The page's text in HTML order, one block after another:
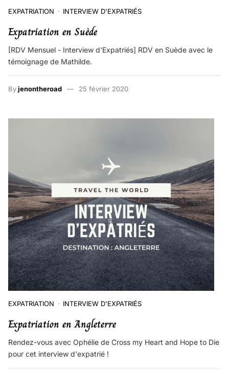
EXPATRIATION INTERVIEW D'EXPATRIÉS
Expatriation en Suède
[RDV Mensuel - Interview d'Expatriés] RDV en Suède avec le
témoignage de Mathilde.
Byjenontheroad 25 février 2020
EXPATRIATION INTERVIEW D'EXPATRIÉS
Expatriation en Angleterre
Rendez-vous avec Ophélie de Cross my Heart and Hope to Die
pour cet interview d'expatrié !